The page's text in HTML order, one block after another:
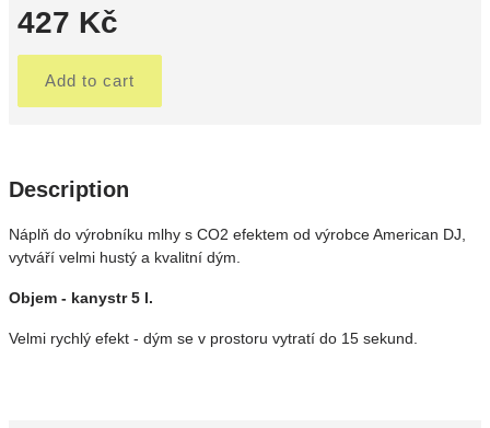
427 Kč
Add to cart
Description
Náplň do výrobníku mlhy s CO2 efektem od výrobce American DJ,
vytváří velmi hustý a kvalitní dým.
Objem - kanystr 5 l.
Velmi rychlý efekt - dým se v prostoru vytratí do 15 sekund.